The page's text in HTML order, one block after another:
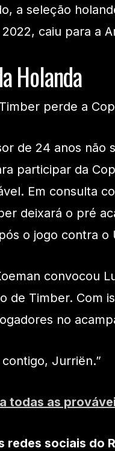
a seleção
caiu para a
Holanda
perde a
de 24 anos não
participar da
Em consulta
deixará o pré
o jogo contra o
convocou
de Timber. Com
no
contigo, Jurriën.”
todas as
redes sociais do